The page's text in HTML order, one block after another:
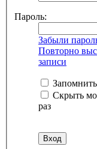
Пароль:
Забыли
Повторно
записи
Скрыть
раз